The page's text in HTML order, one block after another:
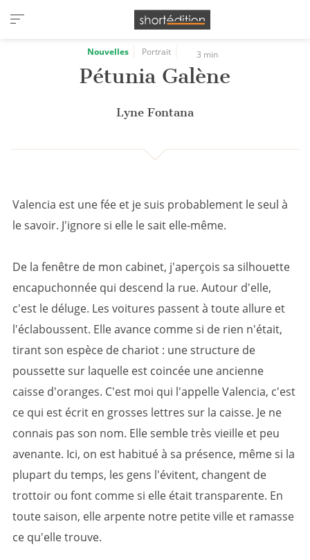
Panneau de gestion des cookies
Nouvelles Portrait 3 min
Pétunia Galène
Lyne Fontana
Valencia est une fée et je suis probablement le seul à
le savoir. J'ignore si elle le sait elle-même.
De la fenêtre de mon cabinet, j'aperçois sa silhouette
encapuchonnée qui descend la rue. Autour d'elle,
c'est le déluge. Les voitures passent à toute allure et
l'éclaboussent. Elle avance comme si de rien n'était,
tirant son espèce de chariot : une structure de
poussette sur laquelle est coincée une ancienne
caisse d'oranges. C'est moi qui l'appelle Valencia, c'est
ce qui est écrit en grosses lettres sur la caisse. Je ne
connais pas son nom. Elle semble très vieille et peu
avenante. Ici, on est habitué à sa présence, même si la
plupart du temps, les gens l'évitent, changent de
trottoir ou font comme si elle était transparente. En
toute saison, elle arpente notre petite ville et ramasse
ce qu'elle trouve.